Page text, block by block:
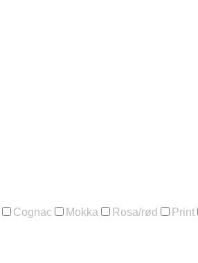
Cognac Mokka Rosa/rød Print